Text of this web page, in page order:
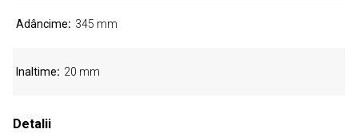
Adâncime 345 mm
Inaltime 20 mm
Detalii